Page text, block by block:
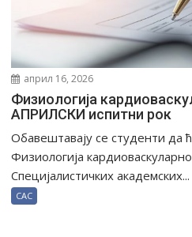
април 16, 2026
Физиологија
АПРИЛСКИ испитни рок
Обавештавају се студенти да
Физиологија
Специјалистичких академских...
САС